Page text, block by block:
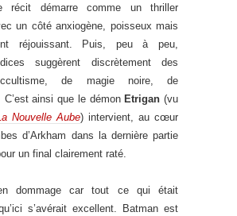
récit démarre comme un thriller
un côté anxiogène, poisseux mais
réjouissant. Puis, peu à peu,
suggèrent discrètement des
de magie noire, de
ainsi que le démonEtrigan (vu
Nouvelle Aube) intervient, au cœur
d’Arkham dans la dernière partie
un final clairement raté.
dommage car tout ce qui était
s’avérait excellent. Batman est